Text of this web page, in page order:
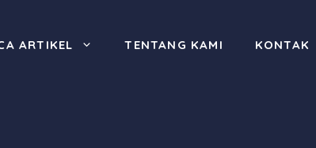
ARTIKEL TENTANG KAMI KONTAK